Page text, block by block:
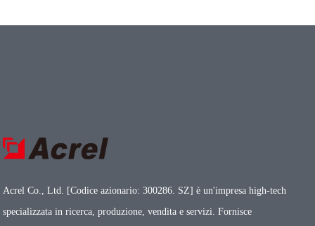
Acrel Co., Ltd. [Codice azionario: 300286. SZ] è un'impresa high-tech
specializzata in ricerca, produzione, vendita e servizi. Fornisce